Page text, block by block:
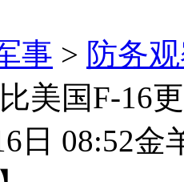
事 > 防务
美国F-16
日 08:52金